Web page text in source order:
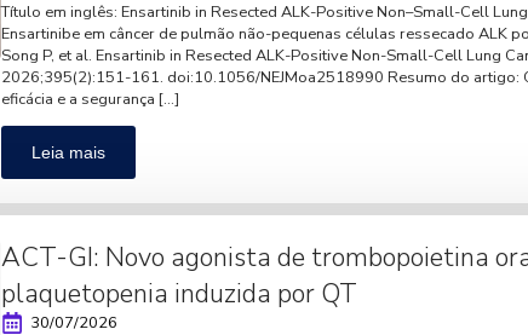
Título em inglês: Ensartinib in Resected ALK-Positive Non–Small-Cell
Ensartinibe em câncer de pulmão não-pequenas células ressecado ALK
Song P, et al. Ensartinib in Resected ALK-Positive Non-Small-Cell Lung
2026;395(2):151-161. doi:10.1056/NEJMoa2518990 Resumo do artigo:
eficácia e a segurança […]
Leia mais
ACT-GI: Novo agonista de trombopoietina
plaquetopenia induzida por QT
30/07/2026